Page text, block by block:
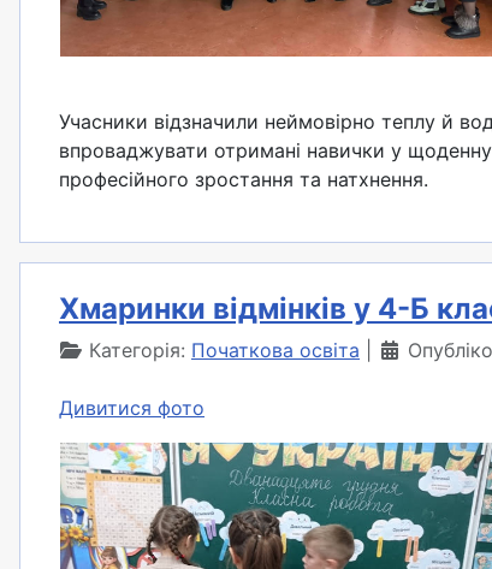
Учасники відзначили неймовірно теплу й
впроваджувати отримані навички у
професійного зростання та натхнення.
Хмаринки відмінків у 4-Б
Категорія: Початкова освіта
Дивитися фото